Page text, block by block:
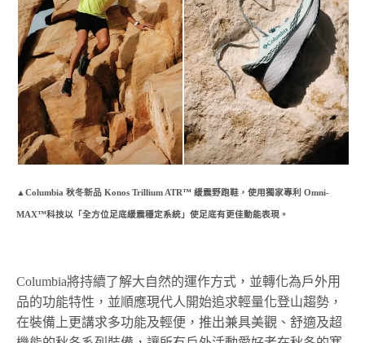
▲Columbia 秋冬新品 Konos Trillium ATR™ 緩震野跑鞋，使用獨家專利 Omni-
MAX™科技以「全方位足底緩震穩定系統」使足底有更佳動能表現。
Columbia將持續了解大自然的運作方式，並轉化為戶外用
品的功能特性，並順應現代人開始追求輕量化登山趨勢，
在裝備上更講求多功能及輕便，推出兼具美觀、舒適及超